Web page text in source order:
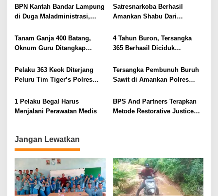
s
i
p
o
BPN Kantah Bandar Lampung
di Duga Maladministrasi,
Pengembalian Batas
Satresnarkoba Berhasil
Amankan Shabu Dari
Tanam Ganja 400 Batang,
Oknum Guru Ditangkap
4 Tahun Buron, Tersangka
365 Berhasil Diciduk
Pelaku 363 Keok Diterjang
Peluru Tim Tiger’s Polres
Tersangka Pembunuh Buruh
Sawit di Amankan Polres
1 Pelaku Begal Harus
Menjalani Perawatan Medis
BPS And Partners Terapkan
Metode Restorative Justice
Jangan Lewatkan